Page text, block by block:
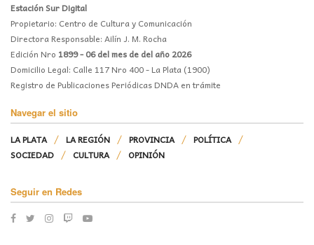
Estación Sur Digital
Propietario: Centro de Cultura y Comunicación
Directora Responsable: Ailín J. M. Rocha
Edición Nro 1899 - 06 del mes de del año 2026
Domicilio Legal: Calle 117 Nro 400 - La Plata (1900)
Registro de Publicaciones Periódicas DNDA en trámite
Navegar el sitio
LA PLATA LA REGIÓN PROVINCIA
POLÍTICA
SOCIEDAD
CULTURA OPINIÓN
Seguir en Redes